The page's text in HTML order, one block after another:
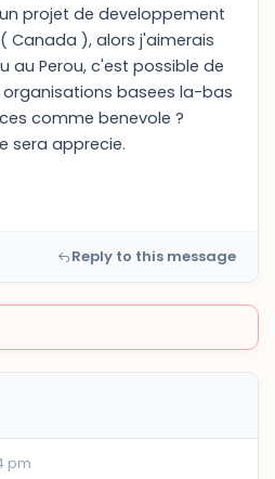
projet de developpement
Canada ), alors j'aimerais
au Perou, c'est possible de
basees la-bas
comme benevole ?
sera apprecie.
Reply to this message
pm